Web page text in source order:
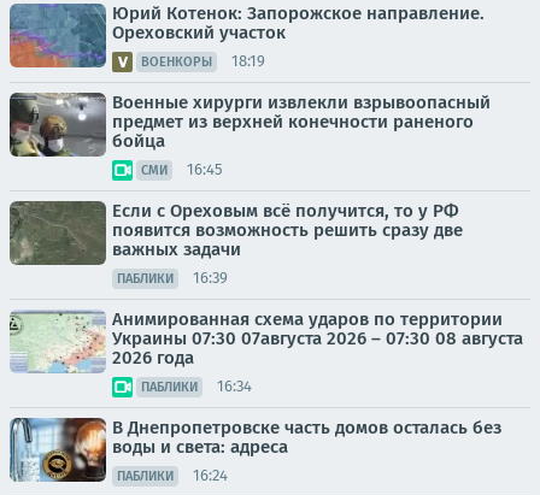
Юрий Котенок: Запорожское направление.
Ореховский участок
ВОЕНКОРЫ 18:19
Военные хирурги извлекли взрывоопасный
предмет из верхней конечности раненого
бойца
СМИ 16:45
Если с Ореховым всё получится, то у РФ
появится возможность решить сразу две
важных задачи
ПАБЛИКИ 16:39
Анимированная схема ударов по территории
Украины 07:30 07августа 2026 – 07:30 08 августа
2026 года
ПАБЛИКИ 16:34
В Днепропетровске часть домов осталась без
воды и света: адреса
ПАБЛИКИ 16:24